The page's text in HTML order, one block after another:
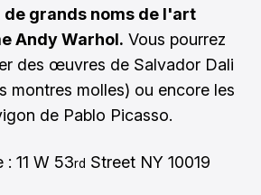
de grands noms de l'art
Andy Warhol. Vous pourrez
des œuvres de Salvador Dali
montres molles) ou encore les
de Pablo Picasso.
11 W 53rd Street NY 10019